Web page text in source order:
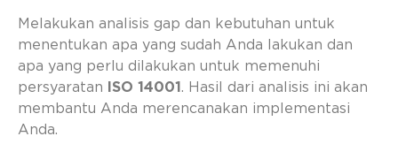
Melakukan analisis gap dan kebutuhan untuk
menentukan apa yang sudah Anda lakukan dan
apa yang perlu dilakukan untuk memenuhi
persyaratan
ISO 14001 . Hasil dari analisis ini akan
membantu Anda merencanakan implementasi
Anda.